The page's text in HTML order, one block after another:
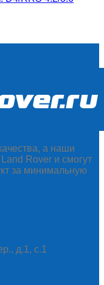
а наши
Rover и смогут
за минимальную
д.1, с.1